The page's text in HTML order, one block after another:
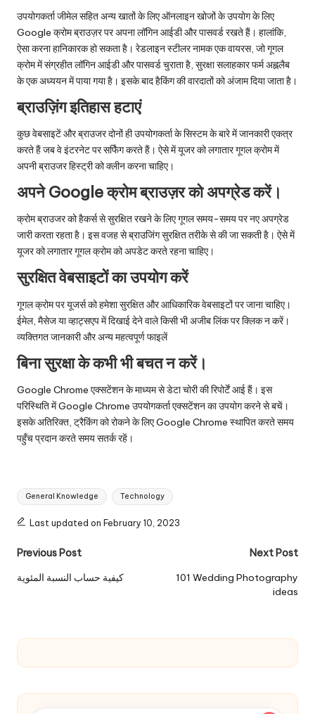
उपयोगकर्ता जीमेल सहित अन्य खातों के लिए ऑनलाइन खोजों के उपयोग के लिए
Google क्रोम ब्राउज़र पर अपना लॉगिन आईडी और पासवर्ड रखते हैं। हालांकि,
ऐसा करना हानिकारक हो सकता है। रेडलाइन स्टीलर नामक एक वायरस, जो गूगल
क्रोम में संग्रहीत लॉगिन आईडी और पासवर्ड चुराता है, सुरक्षा सलाहकार फर्म अह्नलैब
के एक अध्ययन में पाया गया है। इसके बाद हैकिंग की वारदातों को अंजाम दिया जाता है।
ब्राउज़िंग इतिहास हटाएं
कुछ वेबसाइटें और ब्राउजर दोनों ही उपयोगकर्ता के सिस्टम के बारे में जानकारी एकत्र
करते हैं जब वे इंटरनेट पर सर्फिंग करते हैं। ऐसे में यूजर को लगातार गूगल क्रोम में
अपनी ब्राउजर हिस्ट्री को क्लीन करना चाहिए।
अपने Google क्रोम ब्राउज़र को अपग्रेड करें।
क्रोम ब्राउजर को हैकर्स से सुरक्षित रखने के लिए गूगल समय-समय पर नए अपग्रेड
जारी करता रहता है। इस वजह से ब्राउजिंग सुरक्षित तरीके से की जा सकती है। ऐसे में
यूजर को लगातार गूगल क्रोम को अपडेट करते रहना चाहिए।
सुरक्षित वेबसाइटों का उपयोग करें
गूगल क्रोम पर यूजर्स को हमेशा सुरक्षित और आधिकारिक वेबसाइटों पर जाना चाहिए।
ईमेल, मैसेज या व्हाट्सएप में दिखाई देने वाले किसी भी अजीब लिंक पर क्लिक न करें।
व्यक्तिगत जानकारी और अन्य महत्वपूर्ण फाइलें
बिना सुरक्षा के कभी भी बचत न करें।
Google Chrome एक्सटेंशन के माध्यम से डेटा चोरी की रिपोर्टें आई हैं। इस
परिस्थिति में Google Chrome उपयोगकर्ता एक्सटेंशन का उपयोग करने से बचें।
इसके अतिरिक्त, ट्रैकिंग को रोकने के लिए Google Chrome स्थापित करते समय
पहुँच प्रदान करते समय सतर्क रहें।
Tags:
General Knowledge Technology
Last updated on February 10, 2023
Post
navigation
Previous Post
كيفية حساب النسبة المئوية
Next Post
101 Wedding Photography
ideas